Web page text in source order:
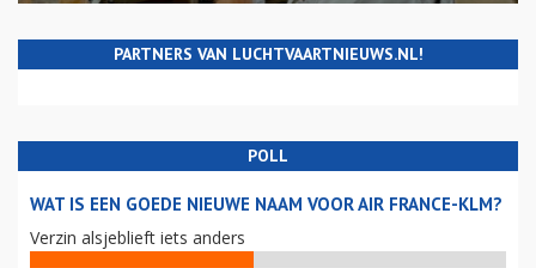
PARTNERS VAN LUCHTVAARTNIEUWS.NL!
POLL
WAT IS EEN GOEDE NIEUWE NAAM VOOR AIR FRANCE-KLM?
Verzin alsjeblieft iets anders